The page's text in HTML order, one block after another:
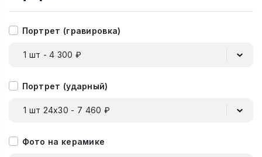
Портрет (гравировка)
1 шт - 4 300 ₽
Портрет (ударный)
1 шт 24х30 - 7 460 ₽
Фото на керамике